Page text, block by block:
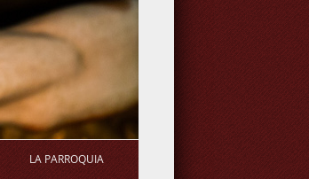
LA PARROQUIA